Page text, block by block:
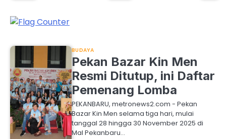
BUDAYA
Pekan Bazar Kin Men
Resmi Ditutup, ini Daftar
Pemenang Lomba
PEKANBARU, metronews2.com - Pekan
Bazar Kin Men selama tiga hari, mulai
tanggal 28 hingga 30 November 2025 di
Mal Pekanbaru…